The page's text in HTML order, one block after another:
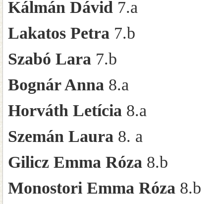
Kálmán Dávid 7.a
Lakatos Petra 7.b
Szabó Lara 7.b
Bognár Anna 8.a
Horváth Letícia 8.a
Szemán Laura 8. a
Gilicz Emma Róza 8.b
Monostori Emma Róza 8.b